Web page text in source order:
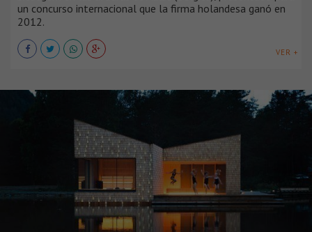
un concurso internacional que la firma holandesa ganó en
2012.
VER +